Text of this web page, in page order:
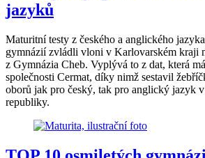
jazyků
Maturitní testy z českého a anglického
gymnázií zvládli vloni v Karlovarském kraji
z Gymnázia Cheb. Vyplývá to z dat, která
společnosti Cermat, díky nimž sestavil
oborů jak pro český, tak pro anglický jazyk
republiky.